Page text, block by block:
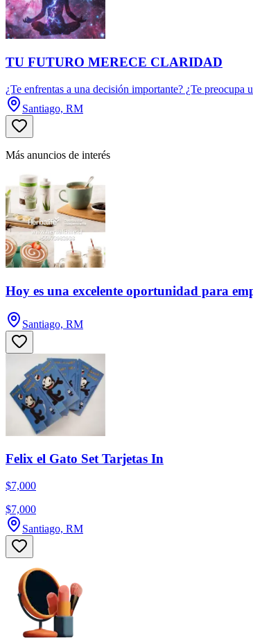
TU FUTURO MERECE CLARIDAD
¿Te enfrentas a una decisión importante? ¿Te
Santiago, RM
Más anuncios de interés
Hoy es una excelente oportunidad para
Santiago, RM
Felix el Gato Set Tarjetas In
$7,000
$7,000
Santiago, RM